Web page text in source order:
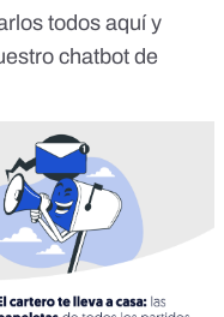
todosaquíy
chatbot de